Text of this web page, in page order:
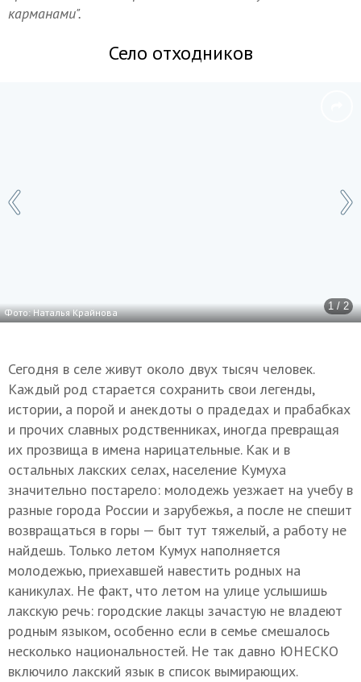
карманами".
Село отходников
1 / 2
Фото: Наталья Крайнова
Сегодня в селе живут около двух тысяч человек.
Каждый род старается сохранить свои легенды,
истории, а порой и анекдоты о прадедах и прабабках
и прочих славных родственниках, иногда превращая
их прозвища в имена нарицательные. Как и в
остальных лакских селах, население Кумуха
значительно постарело: молодежь уезжает на учебу в
разные города России и зарубежья, а после не спешит
возвращаться в горы — быт тут тяжелый, а работу не
найдешь. Только летом Кумух наполняется
молодежью, приехавшей навестить родных на
каникулах. Не факт, что летом на улице услышишь
лакскую речь: городские лакцы зачастую не владеют
родным языком, особенно если в семье смешалось
несколько национальностей. Не так давно ЮНЕСКО
включило лакский язык в список вымирающих.